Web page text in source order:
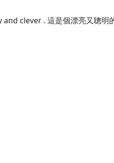
clever . 這是個漂亮又聰明的